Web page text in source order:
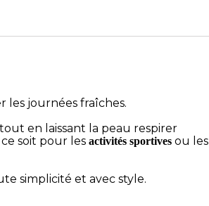
journées fraîches.
en laissant la peau respirer
soit pour les activités sportives ou les
simplicité et avec style.